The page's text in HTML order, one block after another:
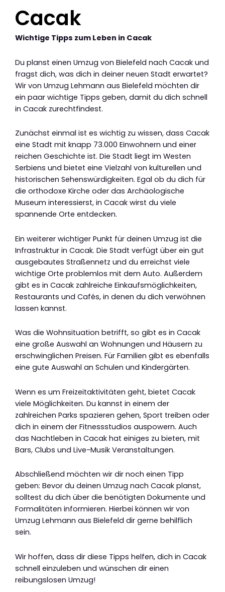
Cacak
Wichtige Tipps zum Leben in Cacak
Du planst einen Umzug von Bielefeld nach Cacak und
fragst dich, was dich in deiner neuen Stadt erwartet?
Wir von Umzug Lehmann aus Bielefeld möchten dir
ein paar wichtige Tipps geben, damit du dich schnell
in Cacak zurechtfindest.
Zunächst einmal ist es wichtig zu wissen, dass Cacak
eine Stadt mit knapp 73.000 Einwohnern und einer
reichen Geschichte ist. Die Stadt liegt im Westen
Serbiens und bietet eine Vielzahl von kulturellen und
historischen Sehenswürdigkeiten. Egal ob du dich für
die orthodoxe Kirche oder das Archäologische
Museum interessierst, in Cacak wirst du viele
spannende Orte entdecken.
Ein weiterer wichtiger Punkt für deinen Umzug ist die
Infrastruktur in Cacak. Die Stadt verfügt über ein gut
ausgebautes Straßennetz und du erreichst viele
wichtige Orte problemlos mit dem Auto. Außerdem
gibt es in Cacak zahlreiche Einkaufsmöglichkeiten,
Restaurants und Cafés, in denen du dich verwöhnen
lassen kannst.
Was die Wohnsituation betrifft, so gibt es in Cacak
eine große Auswahl an Wohnungen und Häusern zu
erschwinglichen Preisen. Für Familien gibt es ebenfalls
eine gute Auswahl an Schulen und Kindergärten.
Wenn es um Freizeitaktivitäten geht, bietet Cacak
viele Möglichkeiten. Du kannst in einem der
zahlreichen Parks spazieren gehen, Sport treiben oder
dich in einem der Fitnessstudios auspowern. Auch
das Nachtleben in Cacak hat einiges zu bieten, mit
Bars, Clubs und Live-Musik Veranstaltungen.
Abschließend möchten wir dir noch einen Tipp
geben: Bevor du deinen Umzug nach Cacak planst,
solltest du dich über die benötigten Dokumente und
Formalitäten informieren. Hierbei können wir von
Umzug Lehmann aus Bielefeld dir gerne behilflich
sein.
Wir hoffen, dass dir diese Tipps helfen, dich in Cacak
schnell einzuleben und wünschen dir einen
reibungslosen Umzug!